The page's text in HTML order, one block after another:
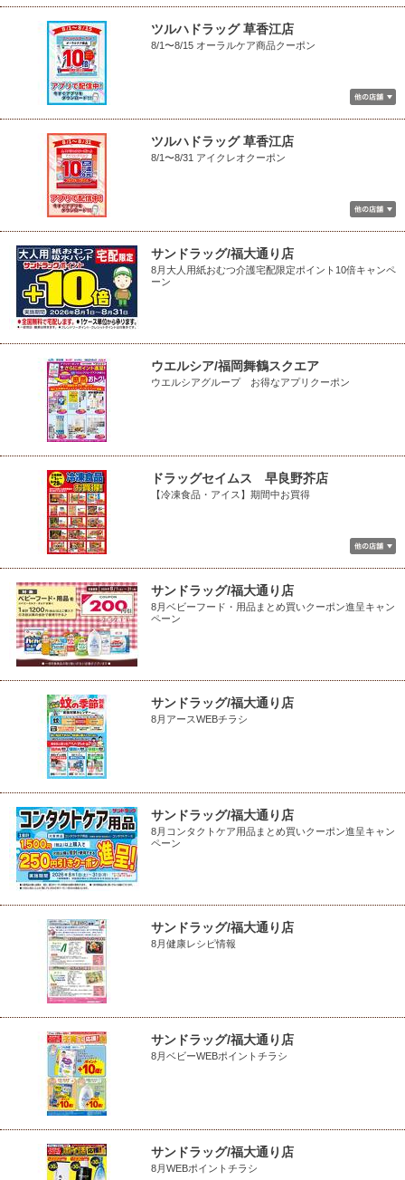
ツルハドラッグ 草香江店
8/1〜8/15 オーラルケア商品クーポン
ツルハドラッグ 草香江店
8/1〜8/31 アイクレオクーポン
サンドラッグ/福大通り店
8月大人用紙おむつ介護宅配限定ポイント10倍キャンペ
ーン
ウエルシア/福岡舞鶴スクエア
ウエルシアグループ お得なアプリクーポン
ドラッグセイムス 早良野芥店
【冷凍食品・アイス】期間中お買得
サンドラッグ/福大通り店
8月ベビーフード・用品まとめ買いクーポン進呈キャン
ペーン
サンドラッグ/福大通り店
8月アースWEBチラシ
サンドラッグ/福大通り店
8月コンタクトケア用品まとめ買いクーポン進呈キャン
ペーン
サンドラッグ/福大通り店
8月健康レシピ情報
サンドラッグ/福大通り店
8月ベビーWEBポイントチラシ
サンドラッグ/福大通り店
8月WEBポイントチラシ